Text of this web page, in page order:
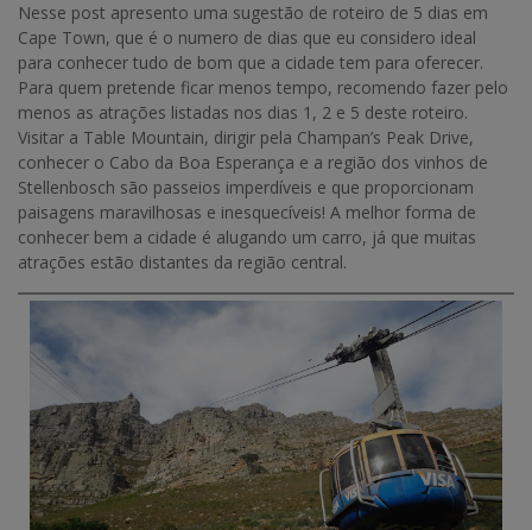
Nesse post apresento uma sugestão de roteiro de 5 dias em
Cape Town, que é o numero de dias que eu considero ideal
para conhecer tudo de bom que a cidade tem para oferecer.
Para quem pretende ficar menos tempo, recomendo fazer pelo
menos as atrações listadas nos dias 1, 2 e 5 deste roteiro.
Visitar a Table Mountain, dirigir pela Champan’s Peak Drive,
conhecer o Cabo da Boa Esperança e a região dos vinhos de
Stellenbosch são passeios imperdíveis e que proporcionam
paisagens maravilhosas e inesquecíveis! A melhor forma de
conhecer bem a cidade é alugando um carro, já que muitas
atrações estão distantes da região central.